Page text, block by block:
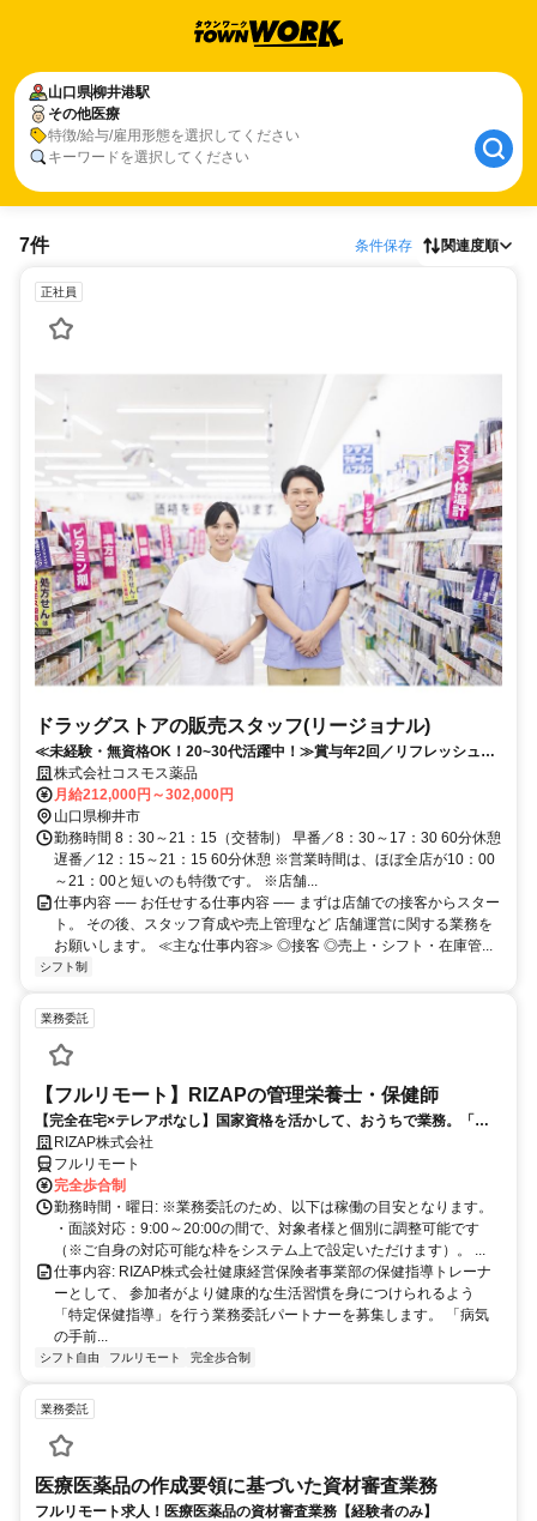
山口県柳井港駅
その他医療
特徴/給与/雇用形態を選択してください
キーワードを選択してください
7件 条件保存 関連度順
正社員
ドラッグストアの販売スタッフ(リージョナル)
≪未経験・無資格OK！20~30代活躍中！≫賞与年2回／リフレッシュ休
暇取得率100％／研修制度充実
株式会社コスモス薬品
月給212,000円～302,000円
山口県柳井市
勤務時間 8：30～21：15（交替制） 早番／8：30～17：30 60分休憩
遅番／12：15～21：15 60分休憩 ※営業時間は、ほぼ全店が10：00
～21：00と短いのも特徴です。 ※店舗...
仕事内容 ── お任せする仕事内容 ── まずは店舗での接客からスター
ト。 その後、スタッフ育成や売上管理など 店舗運営に関する業務を
お願いします。 ≪主な仕事内容≫ ◎接客 ◎売上・シフト・在庫管...
シフト制
業務委託
【フルリモート】RIZAPの管理栄養士・保健師
【完全在宅×テレアポなし】国家資格を活かして、おうちで業務。「も
う一つの安心」を。主婦・Wワーカー活躍中！「平日の日中だけ」「夕
方以降の数時間だけ」など、生活リズムに合わせた時間調整が可能で
す。1件ごとの成果報酬型だから、頑張った分だけ手応えのある収入
に。充実のサポート体制で、安心の在宅ワークを始めませんか？
RIZAP株式会社
フルリモート
完全歩合制
勤務時間・曜日: ※業務委託のため、以下は稼働の目安となります。
・面談対応：9:00～20:00の間で、対象者様と個別に調整可能です
（※ご自身の対応可能な枠をシステム上で設定いただけます）。 ...
仕事内容: RIZAP株式会社健康経営保険者事業部の保健指導トレーナ
ーとして、 参加者がより健康的な生活習慣を身につけられるよう
「特定保健指導」を行う業務委託パートナーを募集します。 「病気
の手前...
シフト自由 フルリモート 完全歩合制
業務委託
医療医薬品の作成要領に基づいた資材審査業務
フルリモート求人！医療医薬品の資材審査業務【経験者のみ】